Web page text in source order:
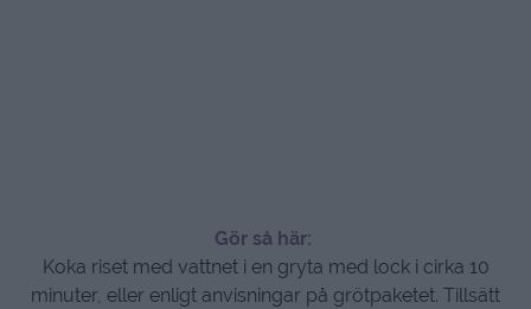
Gör så här:
Koka riset med vattnet i en gryta med lock i cirka 10
minuter, eller enligt anvisningar på grötpaketet. Tillsätt